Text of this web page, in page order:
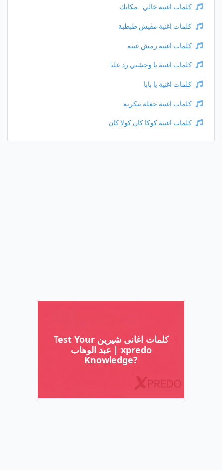
كلمات اغنية خالي - مكانك
كلمات اغنية مفيش طبطبة
كلمات اغنية رمش عينه
كلمات اغنية يا وحشني رد عليا
كلمات اغنية يا بابا
كلمات اغنية حفلة تنكرية
كلمات اغنية كوكا كان كولا كان